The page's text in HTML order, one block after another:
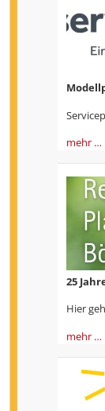
mehr …
25
Hier
mehr …